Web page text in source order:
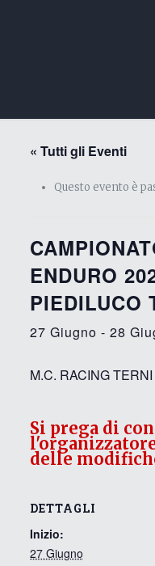
« Tutti gli Eventi
Questo evento è
ENDURO
PIEDILUCO
27 Giugno - 28
M.C. RACING TERNI
DETTAGLI
Inizio:
27 Giugno
Si prega di
delle